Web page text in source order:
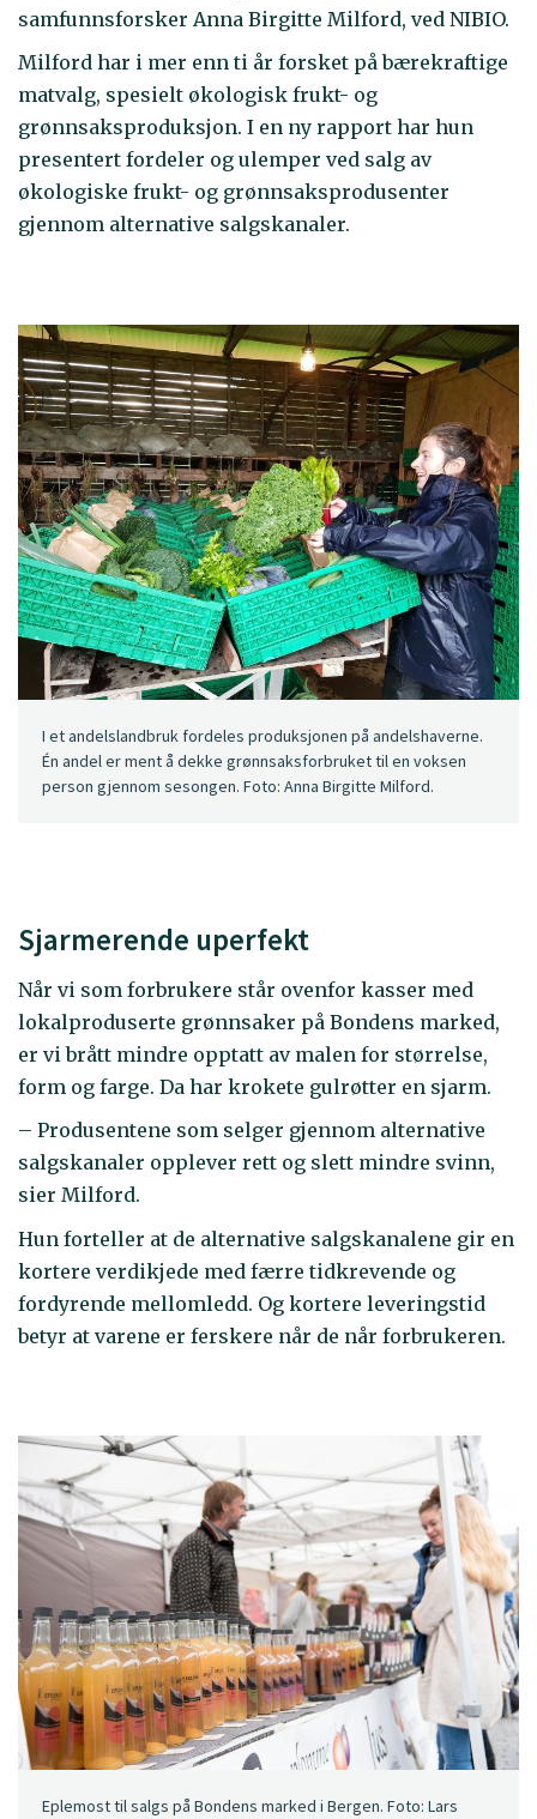
samfunnsforsker Anna Birgitte Milford, ved NIBIO.
Milford har i mer enn ti år forsket på bærekraftige
matvalg, spesielt økologisk frukt- og
grønnsaksproduksjon. I en ny rapport har hun
presentert fordeler og ulemper ved salg av
økologiske frukt- og grønnsaksprodusenter
gjennom alternative salgskanaler.
I et andelslandbruk fordeles produksjonen på andelshaverne.
Én andel er ment å dekke grønnsaksforbruket til en voksen
person gjennom sesongen. Foto: Anna Birgitte Milford.
Sjarmerende uperfekt
Når vi som forbrukere står ovenfor kasser med
lokalproduserte grønnsaker på Bondens marked,
er vi brått mindre opptatt av malen for størrelse,
form og farge. Da har krokete gulrøtter en sjarm.
– Produsentene som selger gjennom alternative
salgskanaler opplever rett og slett mindre svinn,
sier Milford.
Hun forteller at de alternative salgskanalene gir en
kortere verdikjede med færre tidkrevende og
fordyrende mellomledd. Og kortere leveringstid
betyr at varene er ferskere når de når forbrukeren.
Eplemost til salgs på Bondens marked i Bergen. Foto: Lars